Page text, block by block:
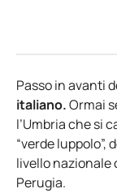
Passo in avanti
italiano.Ormai
l’Umbria che si
“verde luppolo”,
livello nazionale
Perugia.